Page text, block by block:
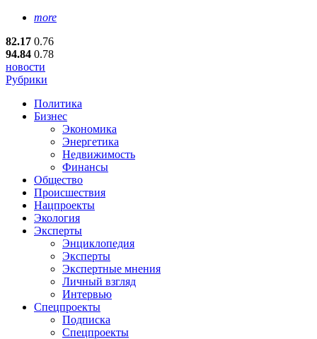
more
82.17 0.76
94.84 0.78
новости
Рубрики
Политика
Бизнес
Экономика
Энергетика
Недвижимость
Финансы
Общество
Происшествия
Нацпроекты
Экология
Эксперты
Энциклопедия
Эксперты
Экспертные мнения
Личный взгляд
Интервью
Спецпроекты
Подписка
Спецпроекты